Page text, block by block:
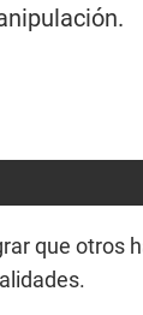
que otros